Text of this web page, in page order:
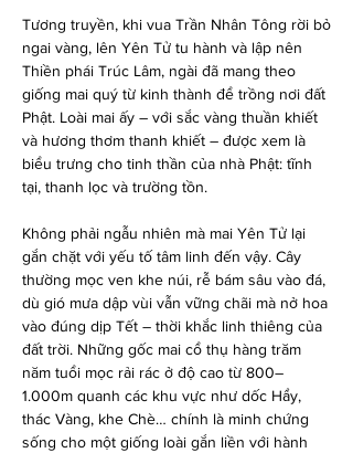
Tương truyền, khi vua Trần Nhân Tông rời bỏ
ngai vàng, lên Yên Tử tu hành và lập nên
Thiền phái Trúc Lâm, ngài đã mang theo
giống mai quý từ kinh thành để trồng nơi đất
Phật. Loài mai ấy – với sắc vàng thuần khiết
và hương thơm thanh khiết – được xem là
biểu trưng cho tinh thần của nhà Phật: tĩnh
tại, thanh lọc và trường tồn.
Không phải ngẫu nhiên mà mai Yên Tử lại
gắn chặt với yếu tố tâm linh đến vậy. Cây
thường mọc ven khe núi, rễ bám sâu vào đá,
dù gió mưa dập vùi vẫn vững chãi mà nở hoa
vào đúng dịp Tết – thời khắc linh thiêng của
đất trời. Những gốc mai cổ thụ hàng trăm
năm tuổi mọc rải rác ở độ cao từ 800–
1.000m quanh các khu vực như dốc Hẩy,
thác Vàng, khe Chè… chính là minh chứng
sống cho một giống loài gắn liền với hành